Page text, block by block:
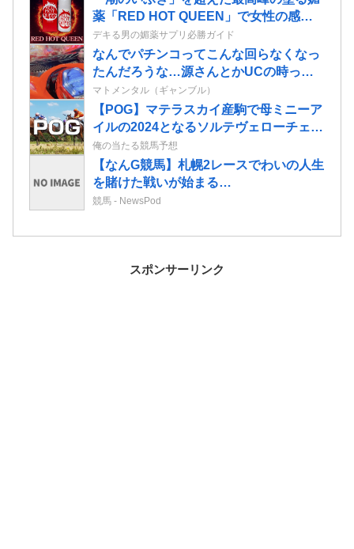
薬「RED HOT QUEEN」で女性の感度
を最大限に引き出せ！
デキる男の媚薬サプリ必勝ガイド
なんでパチンコってこんな回らなくなっ
たんだろうな…源さんとかUCの時って
1000円25ぐらい回ったもんな
マトメンタル（ギャンブル）
【POG】マテラスカイ産駒で母ミニーア
イルの2024となるソルテヴェローチェの
2歳情報
俺の当たる競馬予想
【なんG競馬】札幌2レースでわいの人生
を賭けた戦いが始まる…
競馬 - NewsPod
スポンサーリンク